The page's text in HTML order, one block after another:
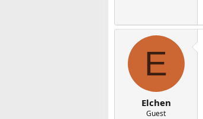
E
Elchen
Guest